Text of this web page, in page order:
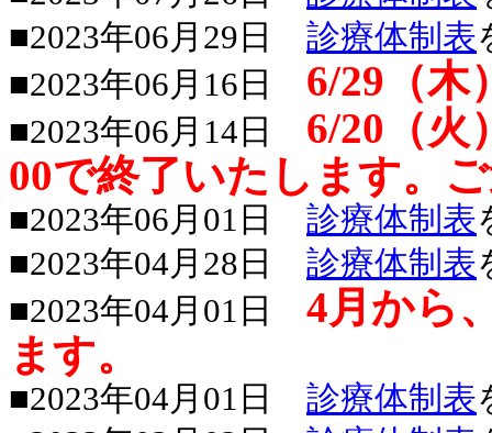
■2023年06月29日 診療体制表
■2023年06月16日 6/29（木
■2023年06月14日 6/20（火
00で終了いたします。
■2023年06月01日 診療体制表
■2023年04月28日 診療体制表
■2023年04月01日 4月から
ます。
■2023年04月01日 診療体制表